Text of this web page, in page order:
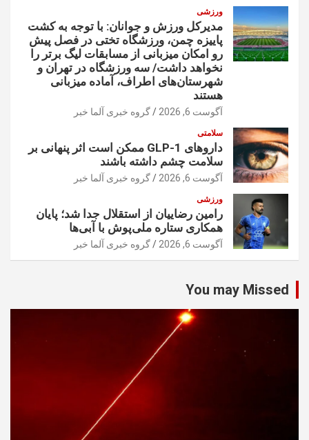
ورزشی
مدیرکل ورزش و جوانان: با توجه به کشت
پاییزه چمن، ورزشگاه تختی در فصل پیش
رو امکان میزبانی از مسابقات لیگ برتر را
نخواهد داشت/ سه ورزشگاه در تهران و
شهرستان‌های اطراف، آماده میزبانی
هستند
آگوست 6, 2026 گروه خبری آلما خبر
سلامتی
داروهای GLP-1 ممکن است اثر پنهانی بر
سلامت چشم داشته باشند
آگوست 6, 2026 گروه خبری آلما خبر
ورزشی
رامین رضاییان از استقلال جدا شد؛ پایان
همکاری ستاره ملی‌پوش با آبی‌ها
آگوست 6, 2026 گروه خبری آلما خبر
You may Missed